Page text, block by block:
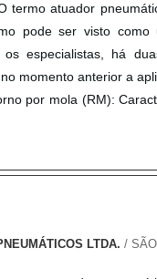
termo atuador
pode ser visto
especialistas, há
momento anterior a
por mola (RM):
LTDA. /